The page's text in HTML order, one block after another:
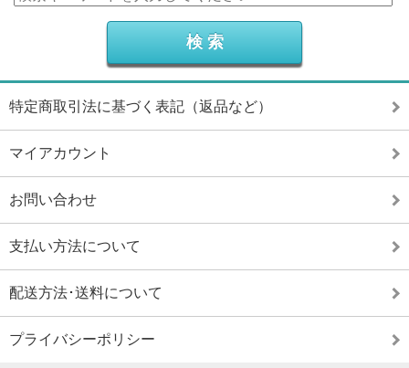
特定商取引法に基づく表記（返品など）
マイアカウント
お問い合わせ
支払い方法について
配送方法･送料について
プライバシーポリシー